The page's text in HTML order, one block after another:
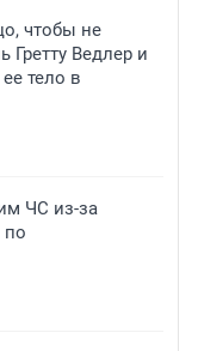
чтобы не
Гретту Ведлер и
тело в
ЧС из-за
по